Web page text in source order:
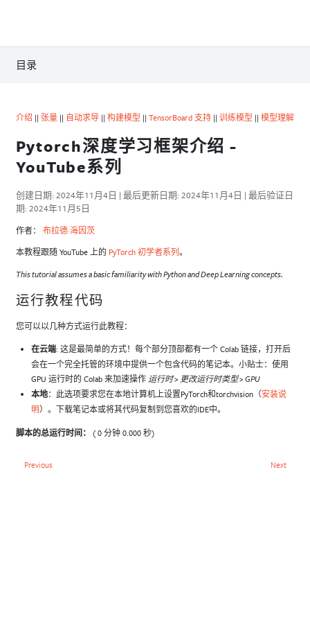
目录
介绍 || 张量|| 自动求导|| 构建模型 || TensorBoard 支持||训练模型 ||模型理解
Pytorch深度学习框架介绍 -
YouTube系列
创建日期: 2024年11月4日 | 最后更新日期: 2024年11月4日 | 最后验证日
期: 2024年11月5日
作者： 布拉德·海因茨
本教程跟随 YouTube 上的 PyTorch 初学者系列 。
This tutorial assumes a basic familiarity with Python and Deep Learning concepts.
运行教程代码
您可以以几种方式运行此教程：
在云端: 这是最简单的方式！每个部分顶部都有一个 Colab 链接，打开后
会在一个完全托管的环境中提供一个包含代码的笔记本。小贴士：使用
GPU 运行时的 Colab 来加速操作 运行时 > 更改运行时类型 > GPU
本地：此选项要求您在本地计算机上设置PyTorch和torchvision（安装说
明）。下载笔记本或将其代码复制到您喜欢的IDE中。
脚本的总运行时间： ( 0 分钟 0.000 秒)
Next
Previous